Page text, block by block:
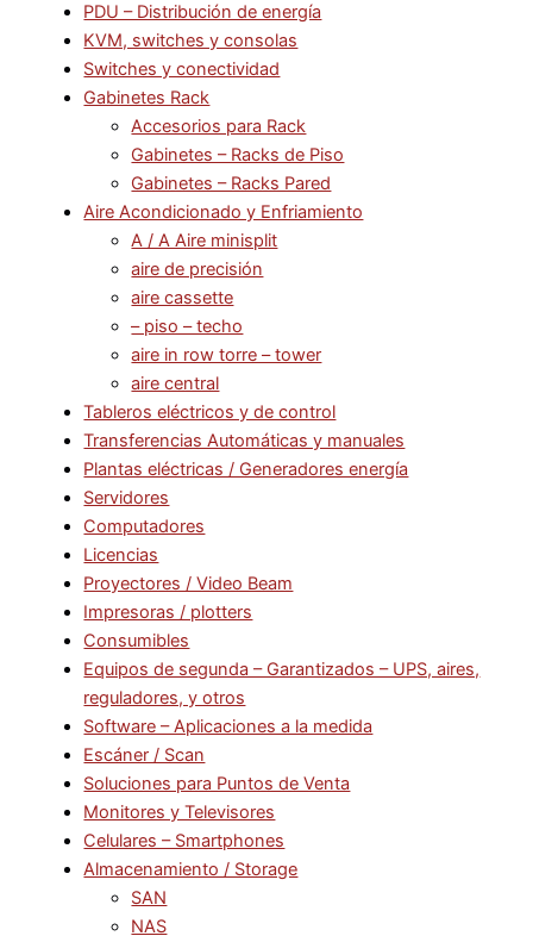
PDU – Distribución de energía
KVM, switches y consolas
Switches y conectividad
Gabinetes Rack
Accesorios para Rack
Gabinetes – Racks de Piso
Gabinetes – Racks Pared
Aire Acondicionado y Enfriamiento
A / A Aire minisplit
aire de precisión
aire cassette
– piso – techo
aire in row torre – tower
aire central
Tableros eléctricos y de control
Transferencias Automáticas y manuales
Plantas eléctricas / Generadores energía
Servidores
Computadores
Licencias
Proyectores / Video Beam
Impresoras / plotters
Consumibles
Equipos de segunda – Garantizados – UPS, aires,
reguladores, y otros
Software – Aplicaciones a la medida
Escáner / Scan
Soluciones para Puntos de Venta
Monitores y Televisores
Celulares – Smartphones
Almacenamiento / Storage
SAN
NAS